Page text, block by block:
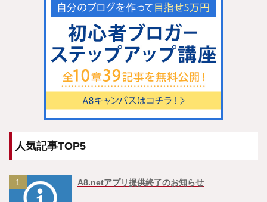
人気記事TOP5
1 A8.netアプリ提供終了のお知らせ